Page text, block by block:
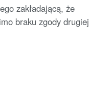
zakładającą, że
braku zgody drugiej